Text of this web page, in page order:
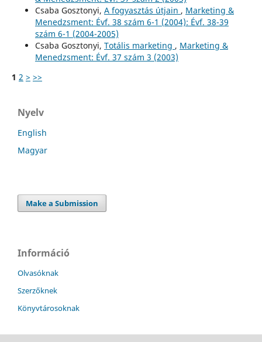
Csaba Gosztonyi, A fogyasztás útjain , Marketing &
Menedzsment: Évf. 38 szám 6-1 (2004): Évf. 38-39
szám 6-1 (2004-2005)
Csaba Gosztonyi, Totális marketing , Marketing &
Menedzsment: Évf. 37 szám 3 (2003)
1 2 > >>
Nyelv
English
Magyar
Make a Submission
Információ
Olvasóknak
Szerzőknek
Könyvtárosoknak